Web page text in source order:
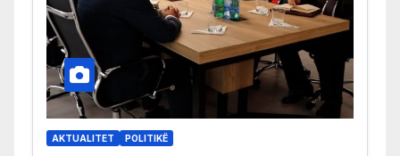
AKTUALITET POLITIKË